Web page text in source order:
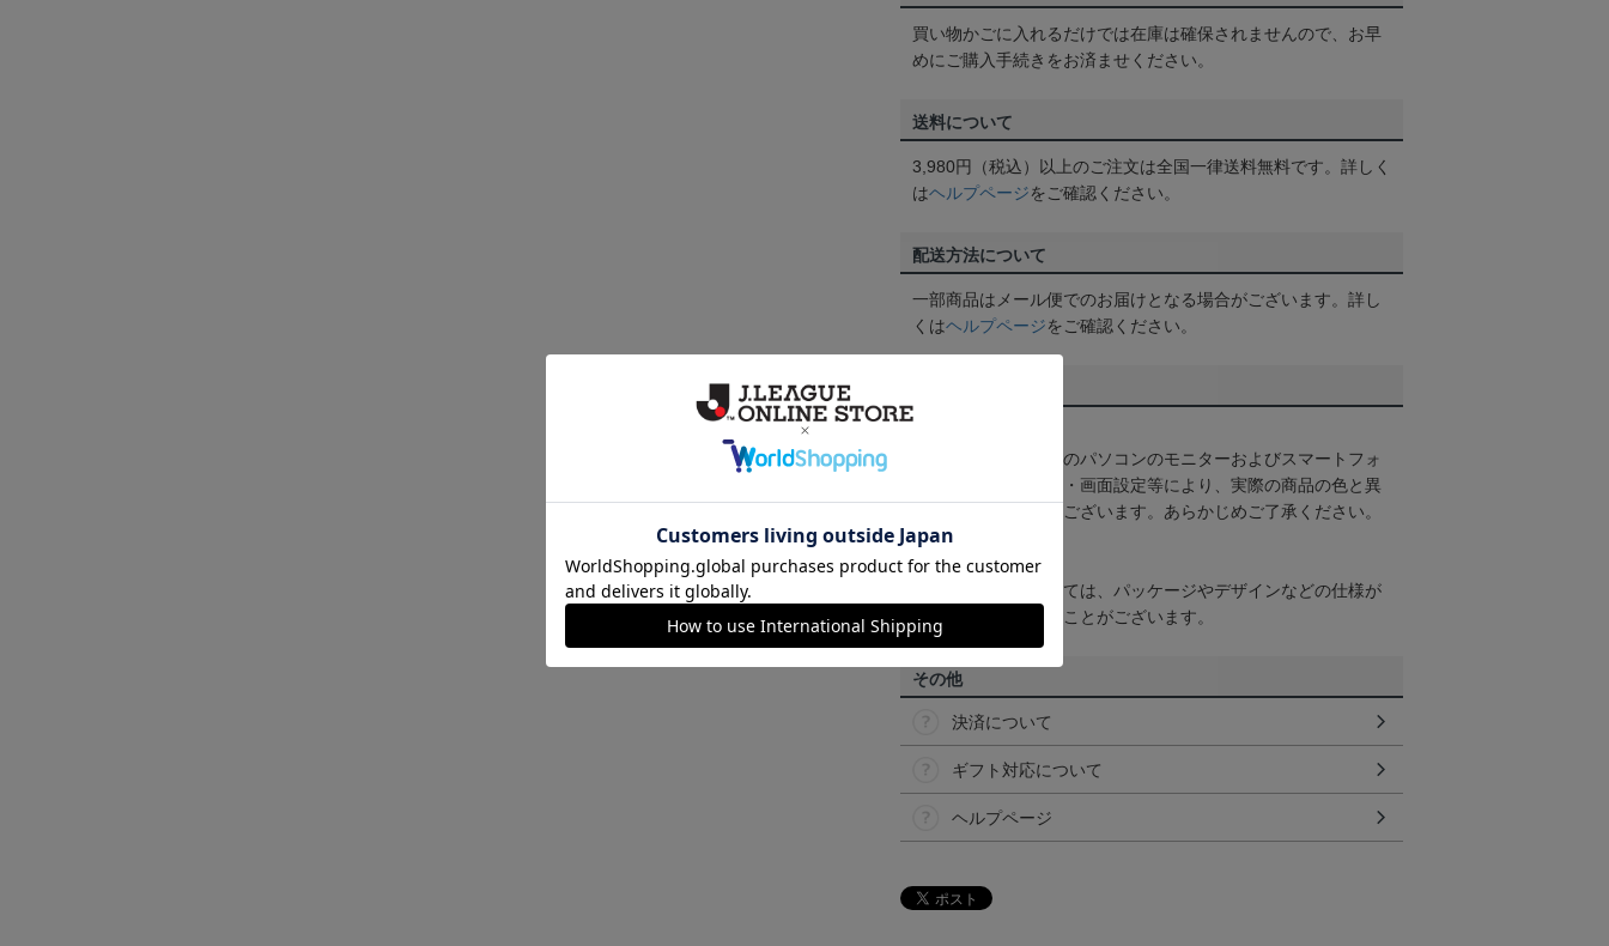
買い物かごに入れるだけでは在庫は確保されませんので、お早
めにご購入手続きをお済ませください。
送料について
3,980円（税込）以上のご注文は全国一律送料無料です。詳しく
はヘルプページをご確認ください。
配送方法について
一部商品はメール便でのお届けとなる場合がございます。詳し
くはヘルプページをご確認ください。
商品画像は、お使いのパソコンのモニターおよびスマートフォ
ンのメーカー・機種・画面設定等により、実際の商品の色と異
なって見える場合がございます。あらかじめご了承ください。
【仕様について】
取り扱い商品によっては、パッケージやデザインなどの仕様が
予告なく変更になることがございます。
その他
決済について
ギフト対応について
ヘルプページ